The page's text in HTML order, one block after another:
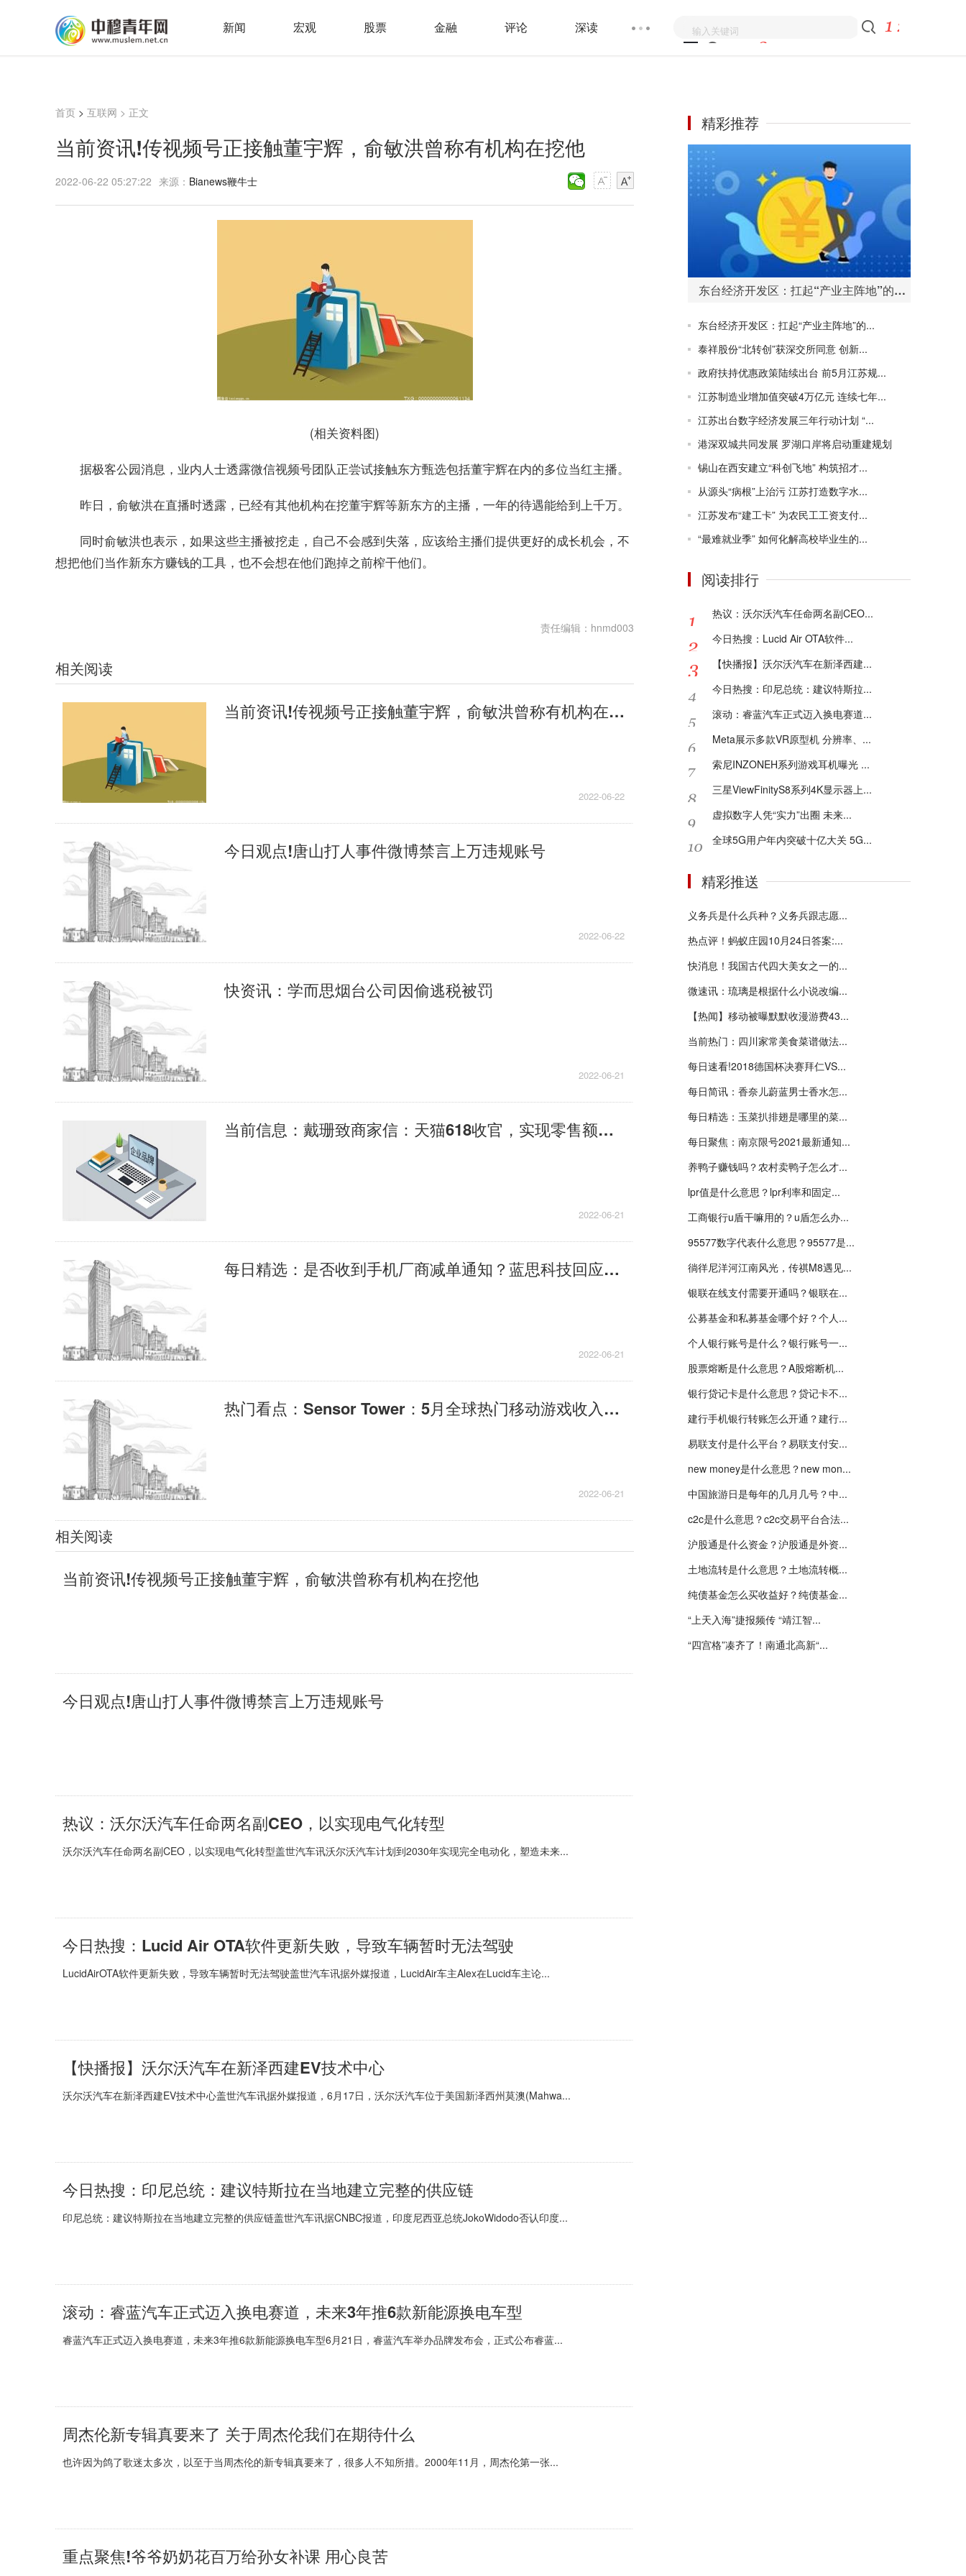
新闻 宏观 股票 金融 评论 深读
首页 > 互联网 > 正文
当前资讯!传视频号正接触董宇辉，俞敏洪曾称有机构在挖他
2022-06-22 05:27:22 来源： Bianews鞭牛士
(相关资料图)
据极客公园消息，业内人士透露微信视频号团队正尝试接触东方甄选包括董宇辉在内的多位当红主播。
昨日，俞敏洪在直播时透露，已经有其他机构在挖董宇辉等新东方的主播，一年的待遇能给到上千万。
同时俞敏洪也表示，如果这些主播被挖走，自己不会感到失落，应该给主播们提供更好的成长机会，不
想把他们当作新东方赚钱的工具，也不会想在他们跑掉之前榨干他们。
责任编辑：hnmd003
相关阅读
当前资讯!传视频号正接触董宇辉，俞敏洪曾称有机构在挖他
2022-06-22
今日观点!唐山打人事件微博禁言上万违规账号
2022-06-22
快资讯：学而思烟台公司因偷逃税被罚
2022-06-21
当前信息：戴珊致商家信：天猫618收官，实现零售额年同比正增长
2022-06-21
每日精选：是否收到手机厂商减单通知？蓝思科技回应：生产经营正常开展
2022-06-21
热门看点：Sensor Tower：5月全球热门移动游戏收入TOP10，王者荣耀吸金2.68亿美元蝉联冠军
2022-06-21
相关阅读
当前资讯!传视频号正接触董宇辉，俞敏洪曾称有机构在挖他
今日观点!唐山打人事件微博禁言上万违规账号
热议：沃尔沃汽车任命两名副CEO，以实现电气化转型
沃尔沃汽车任命两名副CEO，以实现电气化转型盖世汽车讯沃尔沃汽车计划到2030年实现完全电动化，塑造未来...
今日热搜：Lucid Air OTA软件更新失败，导致车辆暂时无法驾驶
LucidAirOTA软件更新失败，导致车辆暂时无法驾驶盖世汽车讯据外媒报道，LucidAir车主Alex在Lucid车主论...
【快播报】沃尔沃汽车在新泽西建EV技术中心
沃尔沃汽车在新泽西建EV技术中心盖世汽车讯据外媒报道，6月17日，沃尔沃汽车位于美国新泽西州莫澳(Mahwa...
今日热搜：印尼总统：建议特斯拉在当地建立完整的供应链
印尼总统：建议特斯拉在当地建立完整的供应链盖世汽车讯据CNBC报道，印度尼西亚总统JokoWidodo否认印度...
滚动：睿蓝汽车正式迈入换电赛道，未来3年推6款新能源换电车型
睿蓝汽车正式迈入换电赛道，未来3年推6款新能源换电车型6月21日，睿蓝汽车举办品牌发布会，正式公布睿蓝...
周杰伦新专辑真要来了 关于周杰伦我们在期待什么
也许因为鸽了歌迷太多次，以至于当周杰伦的新专辑真要来了，很多人不知所措。2000年11月，周杰伦第一张...
重点聚焦!爷爷奶奶花百万给孙女补课 用心良苦
精彩推荐
东台经济开发区：扛起“产业主阵地”的使命担当
东台经济开发区：扛起“产业主阵地”的...
泰祥股份“北转创”获深交所同意 创新...
政府扶持优惠政策陆续出台 前5月江苏规...
江苏制造业增加值突破4万亿元 连续七年...
江苏出台数字经济发展三年行动计划 “...
港深双城共同发展 罗湖口岸将启动重建规划
锡山在西安建立“科创飞地” 构筑招才...
从源头“病根”上治污 江苏打造数字水...
江苏发布“建工卡” 为农民工工资支付...
“最难就业季” 如何化解高校毕业生的...
阅读排行
热议：沃尔沃汽车任命两名副CEO...
今日热搜：Lucid Air OTA软件...
【快播报】沃尔沃汽车在新泽西建...
今日热搜：印尼总统：建议特斯拉...
滚动：睿蓝汽车正式迈入换电赛道...
Meta展示多款VR原型机 分辨率、...
索尼INZONEH系列游戏耳机曝光 ...
三星ViewFinityS8系列4K显示器上...
虚拟数字人凭“实力”出圈 未来...
全球5G用户年内突破十亿大关 5G...
精彩推送
义务兵是什么兵种？义务兵跟志愿...
热点评！蚂蚁庄园10月24日答案:...
快消息！我国古代四大美女之一的...
微速讯：琉璃是根据什么小说改编...
【热闻】移动被曝默默收漫游费43...
当前热门：四川家常美食菜谱做法...
每日速看!2018德国杯决赛拜仁VS...
每日简讯：香奈儿蔚蓝男士香水怎...
每日精选：玉菜扒排翅是哪里的菜...
每日聚焦：南京限号2021最新通知...
养鸭子赚钱吗？农村卖鸭子怎么才...
lpr值是什么意思？lpr利率和固定...
工商银行u盾干嘛用的？u盾怎么办...
95577数字代表什么意思？95577是...
徜徉尼洋河江南风光，传祺M8遇见...
银联在线支付需要开通吗？银联在...
公募基金和私募基金哪个好？个人...
个人银行账号是什么？银行账号一...
股票熔断是什么意思？A股熔断机...
银行贷记卡是什么意思？贷记卡不...
建行手机银行转账怎么开通？建行...
易联支付是什么平台？易联支付安...
new money是什么意思？new mon...
中国旅游日是每年的几月几号？中...
c2c是什么意思？c2c交易平台合法...
沪股通是什么资金？沪股通是外资...
土地流转是什么意思？土地流转概...
纯债基金怎么买收益好？纯债基金...
“上天入海”捷报频传 “靖江智...
“四宫格”凑齐了！南通北高新“...